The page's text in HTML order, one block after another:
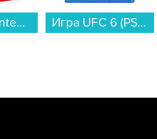
Игра UFC 6 (PS5)... Пералня Indesit IM 762 MY TIME EE , 1200 об./мин., 7.00 kg, A , Бял...